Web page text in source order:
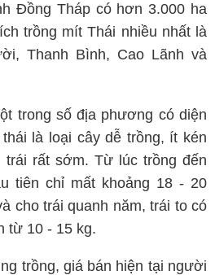
Đồng Tháp có hơn 3.000 ha
trồng mít Thái nhiều nhất là
Thanh Bình, Cao Lãnh và
trong số địa phương có diện
là loại cây dễ trồng, ít kén
trái rất sớm. Từ lúc trồng đến
tiên chỉ mất khoảng 18 - 20
cho trái quanh năm, trái to có
từ 10 - 15 kg.
trồng, giá bán hiện tại người